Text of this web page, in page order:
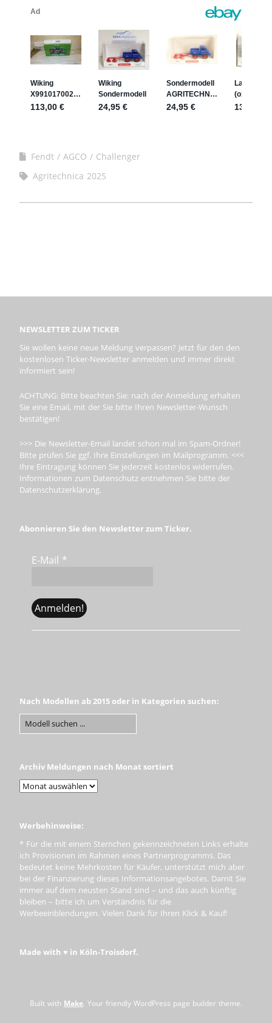
Fendt / AGCO / Challenger
Agritechnica 2025
NEWSLETTER ZUM TICKER
Sie wollen keine neue Meldung verpassen? Jetzt für den den
kostenlosen Ticker-Newsletter anmelden und immer direkt
informiert sein!
ACHTUNG: Bitte beachten Sie: nach der Anmeldung erhalten
Sie eine Email, mit der Sie bitte Ihren Newsletter-Wunsch
bestätigen!
>>> Die Newsletter-Email landet schon mal im Spam-Ordner!
Bitte prüfen Sie ggf. Ihre Einstellungen im Mailprogramm. <<<
Ihre Eintragung können Sie jederzeit kostenlos widerrufen.
Informationen zum Datenschutz entnehmen Sie bitte der
Datenschutzerklärung.
Abonnieren Sie den Newsletter zum Ticker.
E-Mail *
Nach Modellen ab 2015 oder in Kategorien suchen:
Archiv Meldungen nach Monat sortiert
Werbehinweise:
* Für die mit einem Sternchen gekennzeichneten Links erhalte
ich Provisionen im Rahmen eines Partnerprogramms. Das
bedeutet keine Mehrkosten für Käufer, unterstützt mich aber
bei der Finanzierung dieses Informationsangebotes. Damit Sie
immer auf dem neusten Stand sind – und das auch künftig
bleiben – bitte ich um Verständnis für die
Werbeeinblendungen. Vielen Dank für Ihren Klick & Kauf!
Made with ♥ in Köln-Troisdorf.
Built with Make. Your friendly WordPress page builder theme.